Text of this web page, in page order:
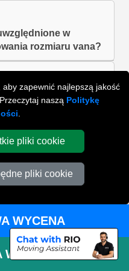
zapewnić najlepszą jakość
naszą Politykę
pliki cookie
pliki cookie
w
rozmiaru vana?
internetowej znajduje
rozmiarów Vana?
weekendowe?
FAQ'S
ZADAWANYCH
WYCENA
WHATSAPP